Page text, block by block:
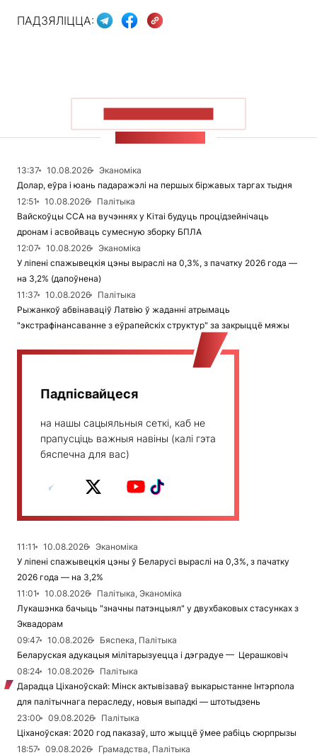
ПАДЗЯЛІЦЦА:
13:37 10.08.2026
Эканоміка
Долар, еўра і юань падаражэлі на першых біржавых таргах тыдня
12:51
10.08.2026
Палітыка
Вайскоўцы ССА на вучэннях у Кітаі будуць процідзейнічаць
дронам і асвойваць сумесную зборку БПЛА
12:07
10.08.2026
Эканоміка
У ліпені спажывецкія цэны выраслі на 0,3%, з пачатку 2026 года —
на 3,2% (дапоўнена)
11:37
10.08.2026
Палітыка
Рыжанкоў абвінаваціў Латвію ў жаданні атрымаць
"экстрафінансаванне з еўрапейскіх структур" за закрыццё мяжы
Падпісвайцеся
на нашы сацыяльныя сеткі, каб не
прапусціць важныя навіны (калі гэта
бяспечна для вас)
11:11 10.08.2026
Эканоміка
У ліпені спажывецкія цэны ў Беларусі выраслі на 0,3%, з пачатку
2026 года — на 3,2%
11:01
10.08.2026
Палітыка, Эканоміка
Лукашэнка бачыць "значны патэнцыял" у двухбаковых стасунках з
Эквадорам
09:47
10.08.2026
Бяспека, Палітыка
Беларуская адукацыя мілітарызуецца і дэградуе — Церашковіч
08:24
10.08.2026
Палітыка
Дарадца Ціханоўскай: Мінск актывізаваў выкарыстанне Інтэрпола
для палітычнага пераследу, новыя выпадкі — штотыдзень
23:00
09.08.2026
Палітыка
Ціханоўская: 2020 год паказаў, што жыццё ўмее рабіць сюрпрызы
18:57
09.08.2026
Грамадства, Палітыка